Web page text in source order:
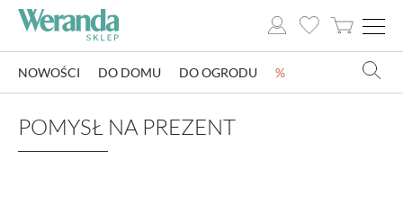
DO DOMU
NOWOŚCI DO DOMU DO OGRODU %
POMYSŁ NA PREZENT